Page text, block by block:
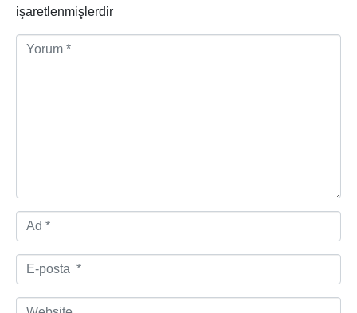
işaretlenmişlerdir
d
*
-
pW